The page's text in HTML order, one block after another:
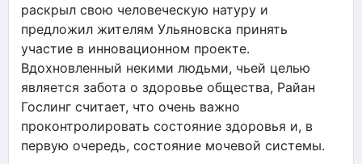
раскрыл свою человеческую натуру и
предложил жителям Ульяновска принять
участие в инновационном проекте.
Вдохновленный некими людьми, чьей целью
является забота о здоровье общества, Райан
Гослинг считает, что очень важно
проконтролировать состояние здоровья и, в
первую очередь, состояние мочевой системы.